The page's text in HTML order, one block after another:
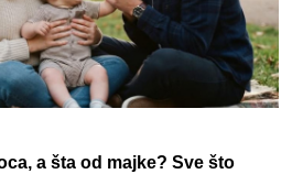
a šta od majke? Sve što